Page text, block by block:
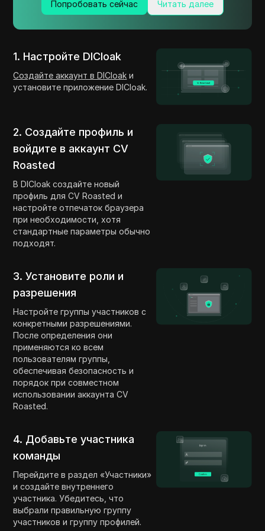
Попробовать сейчас Читать далее
1. Настройте DICloak
Создайте аккаунт в DICloak и
установите приложение DICloak.
2. Создайте профиль и
войдите в аккаунт CV
Roasted
В DICloak создайте новый
профиль для CV Roasted и
настройте отпечаток браузера
при необходимости, хотя
стандартные параметры обычно
подходят.
3. Установите роли и
разрешения
Настройте группы участников с
конкретными разрешениями.
После определения они
применяются ко всем
пользователям группы,
обеспечивая безопасность и
порядок при совместном
использовании аккаунта CV
Roasted.
4. Добавьте участника
команды
Перейдите в раздел «Участники»
и создайте внутреннего
участника. Убедитесь, что
выбрали правильную группу
участников и группу профилей.